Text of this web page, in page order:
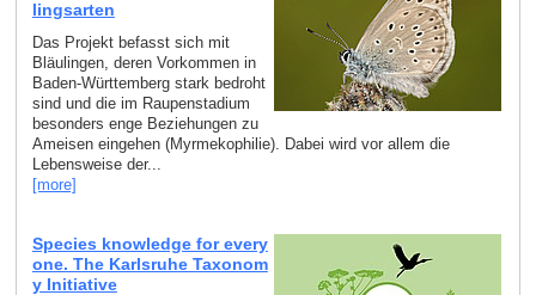
lingsarten
Das Projekt befasst sich mit
Bläulingen, deren Vorkommen in
Baden-Württemberg stark bedroht
sind und die im Raupenstadium
besonders enge Beziehungen zu
Ameisen eingehen (Myrmekophilie). Dabei wird vor allem die
Lebensweise der...
[more]
Species knowledge for every
one. The Karlsruhe Taxonom
y Initiative